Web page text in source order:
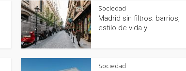
Sociedad
Madrid sin filtros: barrios,
estilo de vida y...
Sociedad